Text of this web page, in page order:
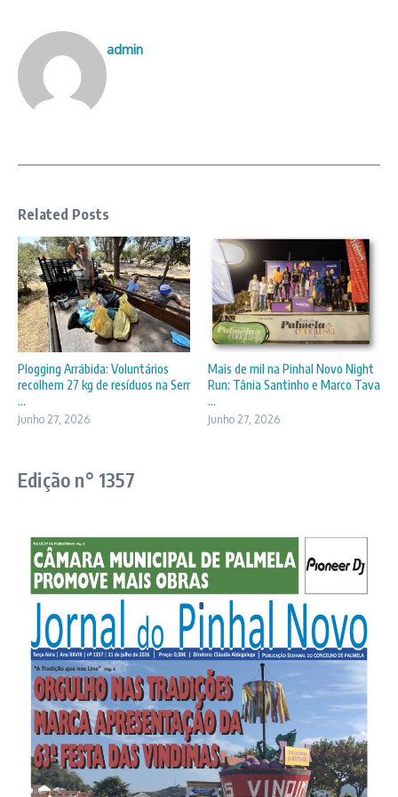
admin
Related Posts
Plogging Arrábida: Voluntários
recolhem 27 kg de resíduos na Serr
...
Junho 27, 2026
Mais de mil na Pinhal Novo Night
Run: Tânia Santinho e Marco Tava
...
Junho 27, 2026
Edição n° 1357